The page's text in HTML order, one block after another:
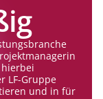
LF-Gruppe
und in für